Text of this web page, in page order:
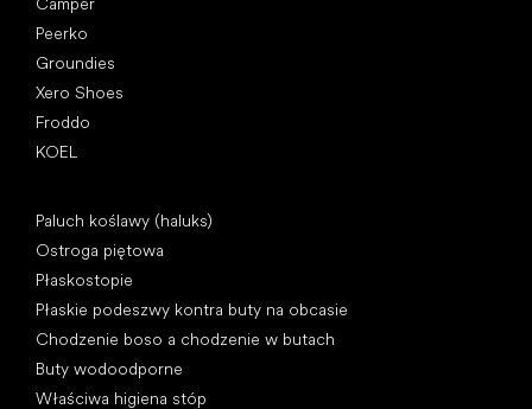
Peerko
Groundies
Xero Shoes
Froddo
KOEL
Paluch koślawy (haluks)
Ostroga piętowa
Płaskostopie
Płaskie podeszwy kontra buty na obcasie
Chodzenie boso a chodzenie w butach
Buty wodoodporne
Właściwa higiena stóp